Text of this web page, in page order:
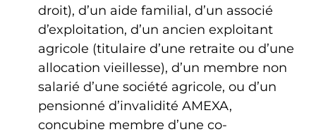
droit), d’un aide familial, d’un associé
d’exploitation, d’un ancien exploitant
agricole (titulaire d’une retraite ou d’une
allocation vieillesse), d’un membre non
salarié d’une société agricole, ou d’un
pensionné d’invalidité AMEXA,
concubine membre d’une co-